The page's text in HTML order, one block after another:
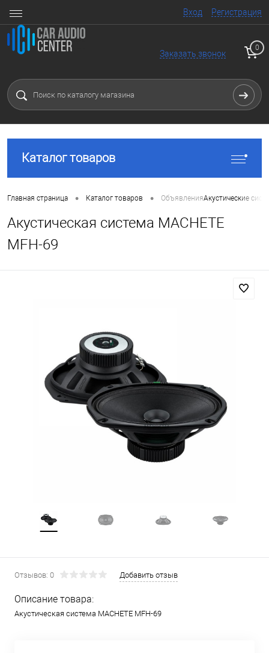
Вход Регистрация
Заказать звонок
0
Каталог товаров
Главная страница • Каталог товаров • ОбъявленияАкустические
Акустическая система MACHETE
MFH-69
Отзывов: 0 Добавить отзыв
Описание товара:
Акустическая система MACHETE MFH-69